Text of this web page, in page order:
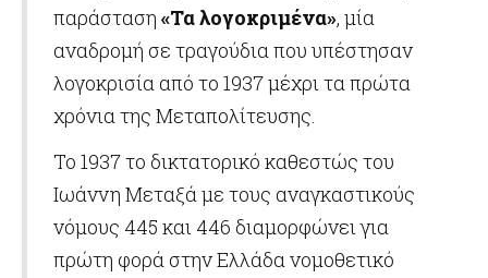
παράσταση «Τα λογοκριμένα», μία
αναδρομή σε τραγούδια που υπέστησαν
λογοκρισία από το 1937 μέχρι τα πρώτα
χρόνια της Μεταπολίτευσης.
Το 1937 το δικτατορικό καθεστώς του
Ιωάννη Μεταξά με τους αναγκαστικούς
νόμους 445 και 446 διαμορφώνει για
πρώτη φορά στην Ελλάδα νομοθετικό